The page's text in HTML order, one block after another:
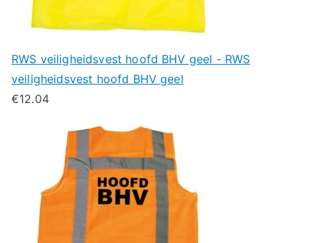
RWS veiligheidsvest hoofd BHV geel - RWS
veiligheidsvest hoofd BHV geel
€12.04